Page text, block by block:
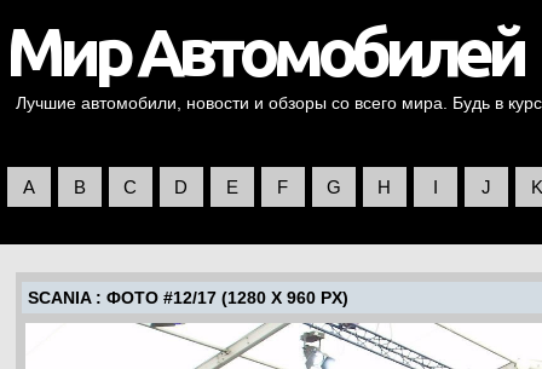
Лучшие автомобили, новости и обзоры со всего мира. Будь в
A B C D E F G H I J K
SCANIA: ФОТО #12/17 (1280 X 960 PX)